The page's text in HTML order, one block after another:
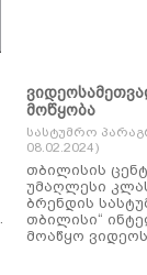
მოწყობა
სასტუმრო
08.02.2024)
თბილისის
უმაღლესი
ბრენდის
თბილისი“
მოაწყო